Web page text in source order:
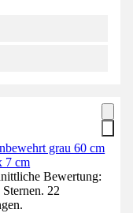
grau 60 cm
7 cm
Bewertung:
22